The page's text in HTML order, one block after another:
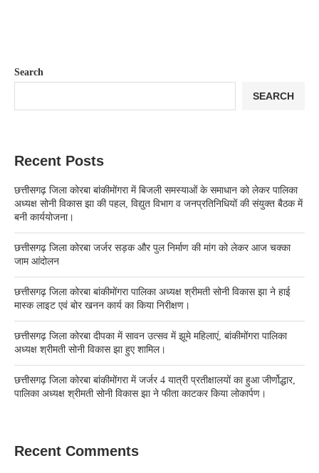
Search
SEARCH
Recent Posts
छत्तीसगढ़ जिला कोरबा बांकीमोंगरा में बिजली समस्याओं के समाधान को लेकर पालिका
अध्यक्ष सोनी विकास झा की पहल, विद्युत विभाग व जनप्रतिनिधियों की संयुक्त बैठक में
बनी कार्ययोजना।
छत्तीसगढ़ जिला कोरबा जर्जर सड़क और पुल निर्माण की मांग को लेकर आज चक्का
जाम आंदोलन
छत्तीसगढ़ जिला कोरबा बांकीमोंगरा पालिका अध्यक्ष श्रीमती सोनी विकास झा ने हाई
मास्क लाइट एवं बोर खनन कार्य का किया निरीक्षण।
छत्तीसगढ़ जिला कोरबा दीपका में सावन उत्सव में झूमे महिलाएं, बांकीमोंगरा पालिका
अध्यक्ष श्रीमती सोनी विकास झा हुए शामिल।
छत्तीसगढ़ जिला कोरबा बांकीमोंगरा में जर्जर 4 यात्री प्रतीक्षालयों का हुआ जीर्णोद्धार,
पालिका अध्यक्ष श्रीमती सोनी विकास झा ने फीता काटकर किया लोकार्पण।
Recent Comments